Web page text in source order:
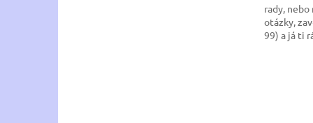
rady, nebo
otázky,
99) a já ti